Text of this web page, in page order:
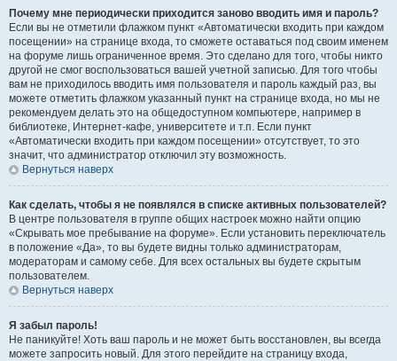
Почему мне периодически приходится заново вводить имя и пароль?
Если вы не отметили флажком пункт «Автоматически входить при каждом
посещении» на странице входа, то сможете оставаться под своим именем
на форуме лишь ограниченное время. Это сделано для того, чтобы никто
другой не смог воспользоваться вашей учетной записью. Для того чтобы
вам не приходилось вводить имя пользователя и пароль каждый раз, вы
можете отметить флажком указанный пункт на странице входа, но мы не
рекомендуем делать это на общедоступном компьютере, например в
библиотеке, Интернет-кафе, университете и т.п. Если пункт
«Автоматически входить при каждом посещении» отсутствует, то это
значит, что администратор отключил эту возможность.
Вернуться наверх
Как сделать, чтобы я не появлялся в списке активных пользователей?
В центре пользователя в группе общих настроек можно найти опцию
«Скрывать мое пребывание на форуме». Если установить переключатель
в положение «Да», то вы будете видны только администраторам,
модераторам и самому себе. Для всех остальных вы будете скрытым
пользователем.
Вернуться наверх
Я забыл пароль!
Не паникуйте! Хоть ваш пароль и не может быть восстановлен, вы всегда
можете запросить новый. Для этого перейдите на страницу входа,